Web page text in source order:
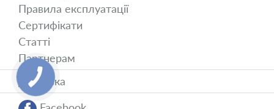
Правила експлуатації
Сертифікати
Статті
Партнерам
Доставка